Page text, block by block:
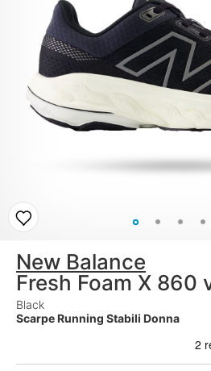
New Balance
Fresh Foam X 860
Black
Scarpe Running Stabili Donna